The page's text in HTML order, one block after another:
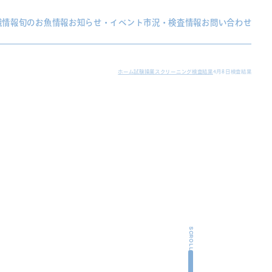
情報旬のお魚情報お知らせ・イベント市況・検査情報お問い合わせ
ホーム試験操業スクリーニング検査結果4月8日検査結果
SCROLL